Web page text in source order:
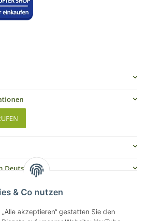
& Co nutzen
akzeptieren“ gestatten Sie den
Deutschland
Weinbaugebiete in Österreich